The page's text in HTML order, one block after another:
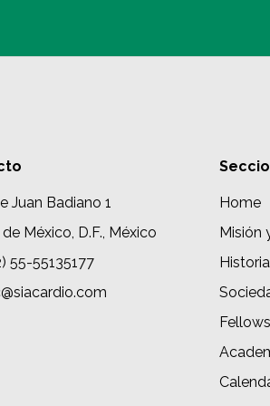
Juan Badiano 1
México, D.F., México
55-55135177
Home
Misión
Historia
Fellows